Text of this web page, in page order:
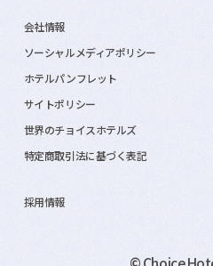
会社情報
ソーシャルメディアポリシー
ホテルパンフレット
サイトポリシー
世界のチョイスホテルズ
特定商取引法に基づく表記
採用情報